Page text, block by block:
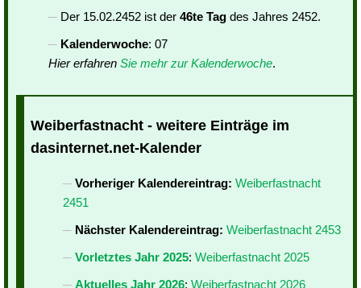
Der 15.02.2452 ist der 46te Tag des Jahres 2452.
Kalenderwoche: 07
Hier erfahren Sie mehr zur Kalenderwoche.
Weiberfastnacht - weitere Einträge im
dasinternet.net-Kalender
Vorheriger Kalendereintrag: Weiberfastnacht
2451
Nächster Kalendereintrag: Weiberfastnacht 2453
Vorletztes Jahr 2025: Weiberfastnacht 2025
Aktuelles Jahr 2026: Weiberfastnacht 2026